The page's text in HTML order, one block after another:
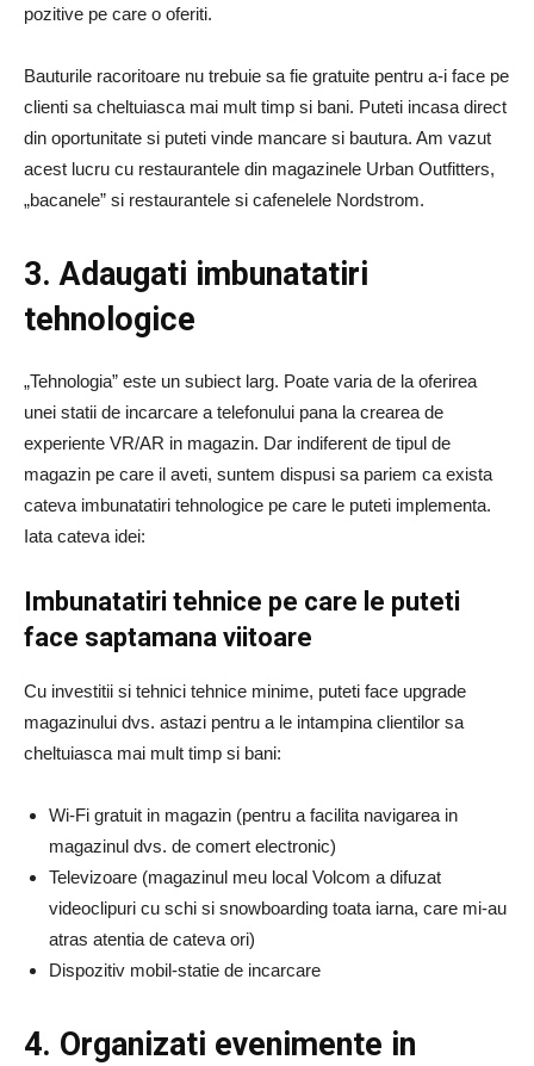
pozitive pe care o oferiti.
Bauturile racoritoare nu trebuie sa fie gratuite pentru a-i face pe
clienti sa cheltuiasca mai mult timp si bani. Puteti incasa direct
din oportunitate si puteti vinde mancare si bautura. Am vazut
acest lucru cu restaurantele din magazinele Urban Outfitters,
„bacanele” si restaurantele si cafenelele Nordstrom.
3. Adaugati imbunatatiri
tehnologice
„Tehnologia” este un subiect larg. Poate varia de la oferirea
unei statii de incarcare a telefonului pana la crearea de
experiente VR/AR in magazin. Dar indiferent de tipul de
magazin pe care il aveti, suntem dispusi sa pariem ca exista
cateva imbunatatiri tehnologice pe care le puteti implementa.
Iata cateva idei:
Imbunatatiri tehnice pe care le puteti
face saptamana viitoare
Cu investitii si tehnici tehnice minime, puteti face upgrade
magazinului dvs. astazi pentru a le intampina clientilor sa
cheltuiasca mai mult timp si bani:
Wi-Fi gratuit in magazin (pentru a facilita navigarea in
magazinul dvs. de comert electronic)
Televizoare (magazinul meu local Volcom a difuzat
videoclipuri cu schi si snowboarding toata iarna, care mi-au
atras atentia de cateva ori)
Dispozitiv mobil-statie de incarcare
4. Organizati evenimente in